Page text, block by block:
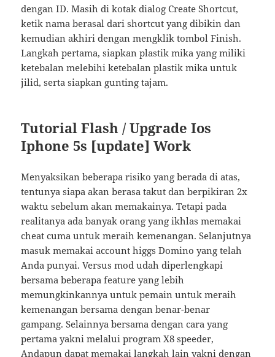
dengan ID. Masih di kotak dialog Create Shortcut,
ketik nama berasal dari shortcut yang dibikin dan
kemudian akhiri dengan mengklik tombol Finish.
Langkah pertama, siapkan plastik mika yang miliki
ketebalan melebihi ketebalan plastik mika untuk
jilid, serta siapkan gunting tajam.
Tutorial Flash / Upgrade Ios
Iphone 5s [update] Work
Menyaksikan beberapa risiko yang berada di atas,
tentunya siapa akan berasa takut dan berpikiran 2x
waktu sebelum akan memakainya. Tetapi pada
realitanya ada banyak orang yang ikhlas memakai
cheat cuma untuk meraih kemenangan. Selanjutnya
masuk memakai account higgs Domino yang telah
Anda punyai. Versus mod udah diperlengkapi
bersama beberapa feature yang lebih
memungkinkannya untuk pemain untuk meraih
kemenangan bersama dengan benar-benar
gampang. Selainnya bersama dengan cara yang
pertama yakni melalui program X8 speeder,
Andapun dapat memakai langkah lain yakni dengan